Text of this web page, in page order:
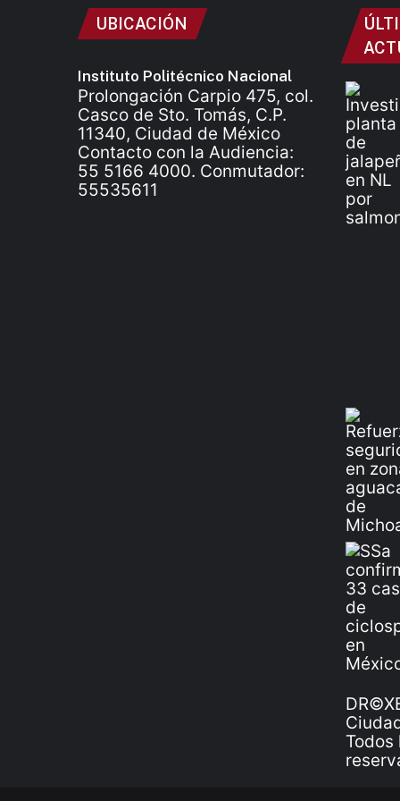
UBICACIÓN
Instituto Politécnico Nacional
Prolongación Carpio 475, col.
Casco de Sto. Tomás, C.P.
11340, Ciudad de México
Contacto con la Audiencia:
55 5166 4000. Conmutador:
55535611
Todos